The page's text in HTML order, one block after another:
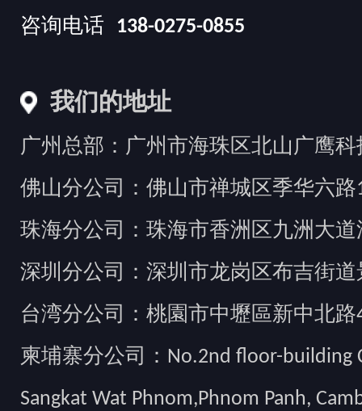
咨询电话 138-0275-0855
我们的地址
广州总部：广州市海珠区北山广鹰科
佛山分公司：佛山市禅城区季华六路
珠海分公司：珠海市香洲区九洲大道
深圳分公司：深圳市龙岗区布吉街
台湾分公司：桃園市中壢區新中北路
柬埔寨分公司：No.2nd floor-building
Sangkat Wat Phnom,Phnom Panh,